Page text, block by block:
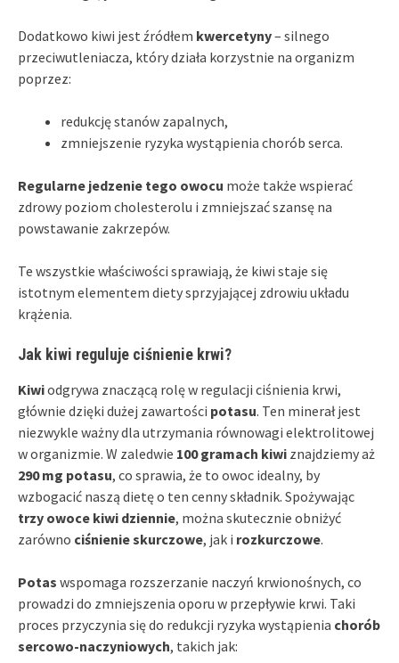
Dodatkowo kiwi jest źródłem kwercetyny– silnego
przeciwutleniacza, który działa korzystnie na organizm
poprzez:
redukcję stanów zapalnych,
zmniejszenie ryzyka wystąpienia chorób serca.
Regularne jedzenie tego owocu może także wspierać
zdrowy poziom cholesterolu i zmniejszać szansę na
powstawanie zakrzepów.
Te wszystkie właściwości sprawiają, że kiwi staje się
istotnym elementem diety sprzyjającej zdrowiu układu
krążenia.
Jak kiwi reguluje ciśnienie krwi?
Kiwiodgrywa znaczącą rolę w regulacji ciśnienia krwi,
głównie dzięki dużej zawartości potasu. Ten minerał jest
niezwykle ważny dla utrzymania równowagi elektrolitowej
w organizmie. W zaledwie 100 gramach kiwi znajdziemy aż
290 mg potasu, co sprawia, że to owoc idealny, by
wzbogacić naszą dietę o ten cenny składnik. Spożywając
trzy owoce kiwi dziennie, można skutecznie obniżyć
zarówno ciśnienie skurczowe, jak i rozkurczowe.
Potas wspomaga rozszerzanie naczyń krwionośnych, co
prowadzi do zmniejszenia oporu w przepływie krwi. Taki
proces przyczynia się do redukcji ryzyka wystąpienia chorób
sercowo-naczyniowych, takich jak: